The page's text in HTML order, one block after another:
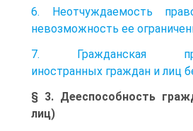
6. Неотчуждаемость
невозможность ее
7. Гражданская
иностранных граждан и лиц
§ 3. Дееспособность
лиц)